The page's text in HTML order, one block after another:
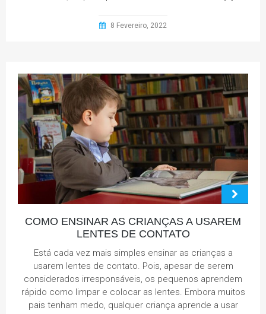
8 Fevereiro, 2022
COMO ENSINAR AS CRIANÇAS A USAREM
LENTES DE CONTATO
Está cada vez mais simples ensinar as crianças a
usarem lentes de contato. Pois, apesar de serem
considerados irresponsáveis, os pequenos aprendem
rápido como limpar e colocar as lentes. Embora muitos
pais tenham medo, qualquer criança aprende a usar